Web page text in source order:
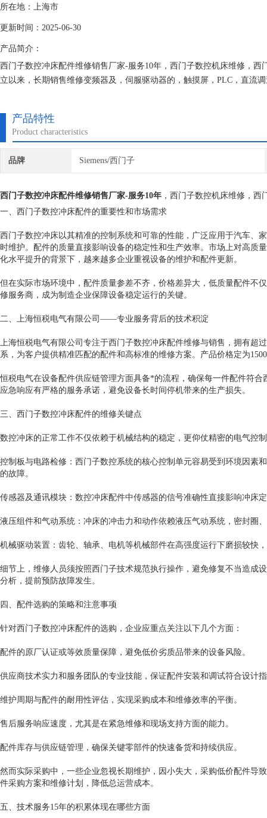
所在地：上海市
更新时间：2025-06-30
产品简介：
西门子数控冲床配件维修销售厂家-服务10年，西门子数控机床维修，
立以来，长期销售维修变频器及，伺服驱动器的，触摸屏，PLC，直流
产品特性
Product characteristics
品牌 Siemens/西门子
西门子数控冲床配件维修销售厂家-服务10年 ，西门子数控机床维修，西
一、西门子数控冲床配件的重要性和市场需求
西门子数控冲床以其精准的控制系统和可靠的性能，广泛应用于汽车、
时维护。配件的质量直接影响设备的稳定性和生产效率。市场上对高质
化水平提升的背景下，越来越多企业重视设备的维护和配件更新。
但在实际市场环境中，配件质量参差不齐，价格差异大，低质量配件不
修服务商，成为制造企业保障设备稳定运行的关键。
二、上海恒税电气有限公司——专业服务背后的技术积淀
上海恒税电气有限公司专注于西门子数控冲床配件维修与销售，拥有超
系，为客户提供精准匹配的配件和高标准的维修方案。产品价格定为
恒税电气在设备配件供应链管理方面具备*的流程，确保每一件配件符
应急响应有严格的服务承诺，避免设备长时间停机带来的生产损失。
三、西门子数控冲床配件的维修关键点
数控冲床的正常工作不仅依赖于机械结构的稳定，更仰仗精密的电气控
控制板与电路检修：西门子数控系统的核心控制单元容易受到环境因素
的故障。
传感器及通讯模块：数控冲床配件中传感器的信号准确性直接影响冲床
液压组件和气动系统：冲床的冲击力和动作依赖液压气动系统，密封圈
机械驱动装置：齿轮、轴承、电机等机械部件在高强度运行下磨损较快
细节上，维修人员须按照西门子技术规范执行操作，避免修复不当造成
分析，提前预防故障发生。
四、配件选购的策略和注意事项
针对西门子数控冲床配件的选购，企业应重点关注以下几个方面：
配件的原厂认证或等效质量保障，避免低价劣质品带来的设备风险。
供应商技术实力和服务团队的专业技能，保证配件安装和调试符合设计
维护周期与配件的耐用性评估，实现采购成本和维修效率的平衡。
售后服务响应速度，尤其是在紧急维修和现场支持方面的能力。
配件库存与供应链管理，确保关键零部件的快速备货和持续供应。
然而实际采购中，一些企业忽视长期维护，因小失大，采购低价配件导
件采购方案和维修计划，降低总运营成本。
五、技术服务15年的积累体现在哪些方面